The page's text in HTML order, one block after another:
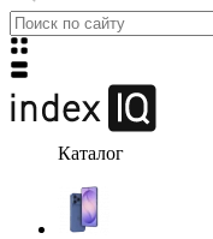
Каталог